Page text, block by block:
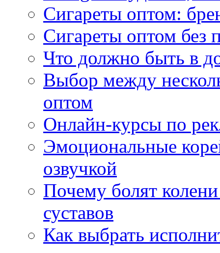
Сигареты оптом:
Сигареты оптом без
Что должно быть в
Выбор между
оптом
Онлайн-курсы по
Эмоциональные
озвучкой
Почему болят
суставов
Как выбрать